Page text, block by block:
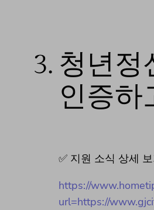
3. 청년정
인증하
✅ 지원 소식 상세
https://
url=https://